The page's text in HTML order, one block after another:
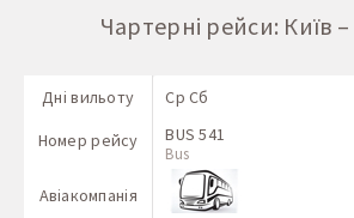
Час прильоту
06:00+1
BUS 3101
Bus
Чартерні рейси: Київ
Дні вильоту
Номер рейсу
Авіакомпанія
Ср Сб
BUS 541
Bus